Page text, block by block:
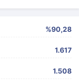
%90,28
1.617
1.508